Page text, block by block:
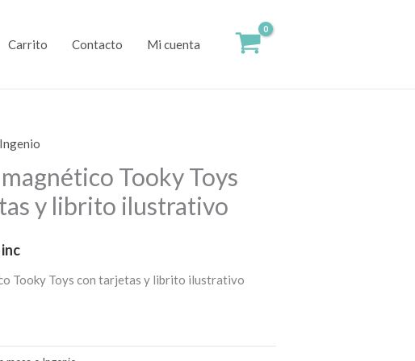
Carrito Contacto Mi cuenta
Tooky Toys
y librito ilustrativo
Tooky Toys con tarjetas y librito ilustrativo